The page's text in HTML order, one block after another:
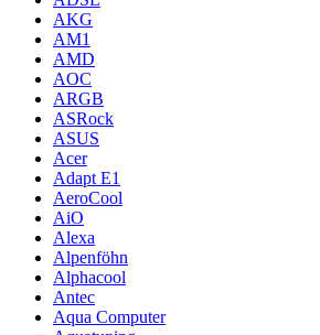
AKG
AM1
AMD
AOC
ARGB
ASRock
ASUS
Acer
Adapt E1
AeroCool
AiO
Alexa
Alpenföhn
Alphacool
Antec
Aqua Computer